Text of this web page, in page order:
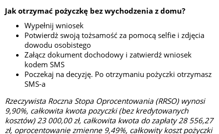
Jak otrzymać pożyczkę bez wychodzenia z domu?
Wypełnij wniosek
Potwierdż swoją tożsamość za pomocą selfie i zdjęcia
dowodu osobistego
Załącz dokument dochodowy i zatwierdź wniosek
kodem SMS
Poczekaj na decyzję. Po otrzymaniu pożyczki otrzymasz
SMS-a
Rzeczywista Roczna Stopa Oprocentowania (RRSO) wynosi
9,90%, całkowita kwota pozyczki (bez kredytowanych
kosztów) 23 000,00 zł, całkowita kwota do zapłaty 28 556,27
zł, oprocentowanie zmienne 9,49%, całkowity koszt pożyczki